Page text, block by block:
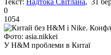
0
1054
Фото: asia.nikkei
У H&M проблеми в Китаї